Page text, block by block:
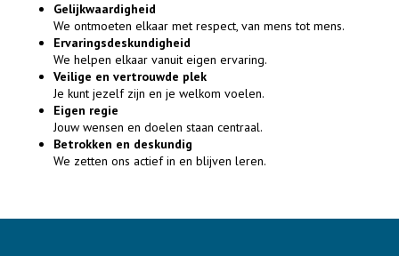
Gelijkwaardigheid
We ontmoeten elkaar met respect, van mens tot mens.
Ervaringsdeskundigheid
We helpen elkaar vanuit eigen ervaring.
Veilige en vertrouwde plek
Je kunt jezelf zijn en je welkom voelen.
Eigen regie
Jouw wensen en doelen staan centraal.
Betrokken en deskundig
We zetten ons actief in en blijven leren.